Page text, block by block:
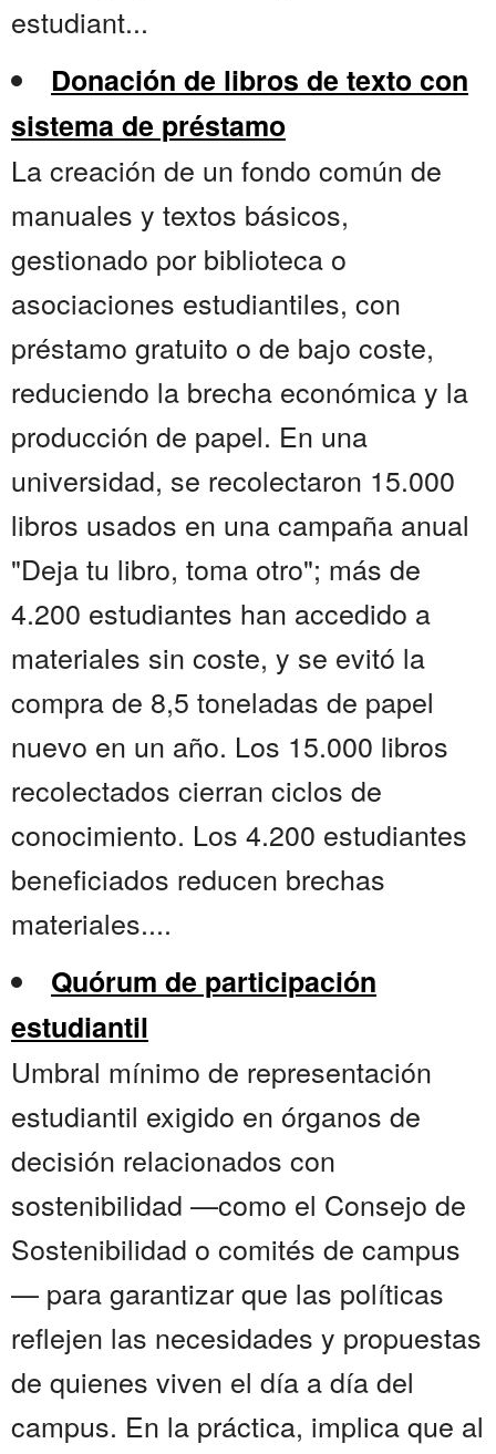
estudiant...
Donación de libros de texto con
sistema de préstamo
La creación de un fondo común de
manuales y textos básicos,
gestionado por biblioteca o
asociaciones estudiantiles, con
préstamo gratuito o de bajo coste,
reduciendo la brecha económica y la
producción de papel. En una
universidad, se recolectaron 15.000
libros usados en una campaña anual
"Deja tu libro, toma otro"; más de
4.200 estudiantes han accedido a
materiales sin coste, y se evitó la
compra de 8,5 toneladas de papel
nuevo en un año. Los 15.000 libros
recolectados cierran ciclos de
conocimiento. Los 4.200 estudiantes
beneficiados reducen brechas
materiales....
Quórum de participación
estudiantil
Umbral mínimo de representación
estudiantil exigido en órganos de
decisión relacionados con
sostenibilidad —como el Consejo de
Sostenibilidad o comités de campus
— para garantizar que las políticas
reflejen las necesidades y propuestas
de quienes viven el día a día del
campus. En la práctica, implica que al